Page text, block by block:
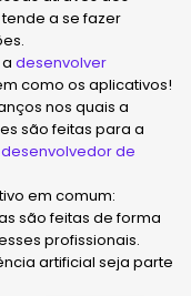
a se fazer
desenvolver
como os aplicativos!
nos quais a
são feitas para a
desenvolvedor de
em comum:
são feitas de forma
profissionais.
artificial seja parte